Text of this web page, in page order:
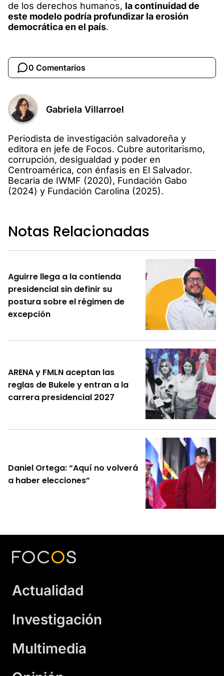
de los derechos humanos, la continuidad de
este modelo podría profundizar la erosión
democrática en el país.
0 Comentarios
Gabriela Villarroel
Periodista de investigación salvadoreña y
editora en jefe de Focos. Cubre autoritarismo,
corrupción, desigualdad y poder en
Centroamérica, con énfasis en El Salvador.
Becaria de IWMF (2020), Fundación Gabo
(2024) y Fundación Carolina (2025).
Notas Relacionadas
Aguirre llega a la contienda
presidencial sin definir su
postura sobre el régimen de
excepción
ARENA y FMLN aceptan las
reglas de Bukele y entran a la
carrera presidencial 2027
Daniel Ortega: “Aquí no volverá
a haber elecciones”
Actualidad
Investigación
Multimedia